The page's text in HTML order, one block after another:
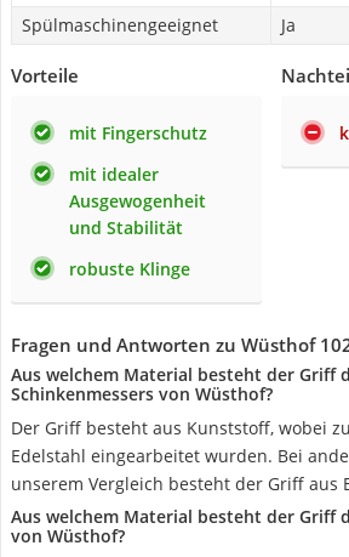
Spülmaschinengeeignet
Ja
Vorteile
mit Fingerschutz
mit idealer
Ausgewogenheit
und Stabilität
robuste Klinge
Fragen und Antworten zu Wüsthof
Aus welchem Material besteht der Griff
Schinkenmessers von Wüsthof?
Der Griff besteht aus Kunststoff, wobei
Edelstahl eingearbeitet wurden. Bei
unserem Vergleich besteht der Griff aus
Aus welchem Material besteht der Griff
von Wüsthof?